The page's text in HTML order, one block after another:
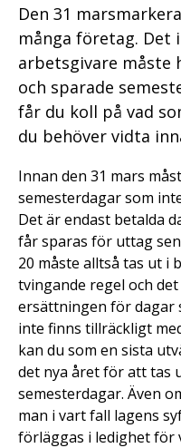
Den 31
många företag. Det
arbetsgivare måste
och sparade
får du koll på vad
du behöver vidta
Innan den 31 mars
semesterdagar som
Det är endast betalda
får sparas för uttag
20 måste alltså tas ut i
tvingande regel och
ersättningen för dagar
inte finns tillräckligt
kan du som en sista
det nya året för att tas
semesterdagar. Även
man i vart fall lagens
förläggas i ledighet för